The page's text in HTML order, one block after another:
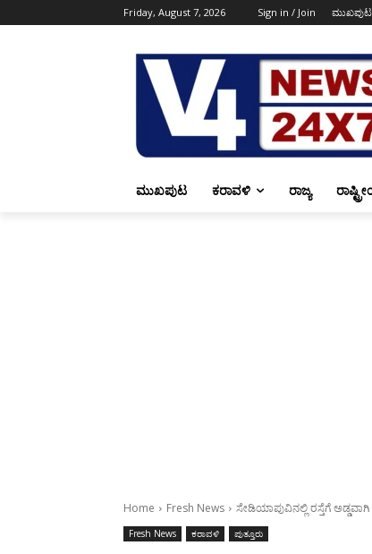
Friday, August 7, 2026 Sign in / Join ಮುಖಪುಟ
ಮುಖಪುಟ ಕರಾವಳಿ ರಾಜ್ಯ
Home Fresh News ಸೇಡಿಯಾಪುವಿನಲ್ಲಿ ರಸ್ತೆಗೆ
Fresh News ಕರಾವಳಿ ಪುತ್ತೂರು